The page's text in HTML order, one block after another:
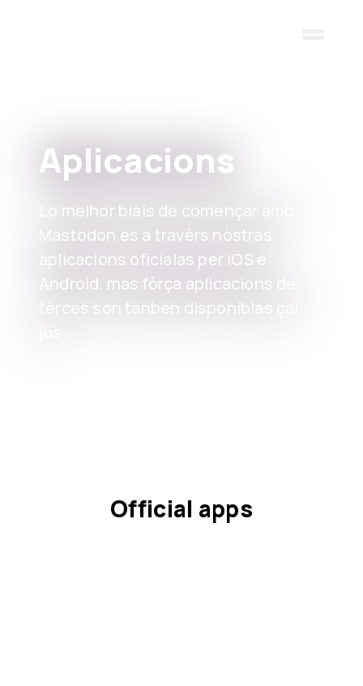
Aplicacions
Lo melhor biais de començar amb
Mastodon es a travèrs nòstras
aplicacions oficialas per iOS e
Android, mas fòrça aplicacions de
tèrces son tanben disponiblas çai
Official apps